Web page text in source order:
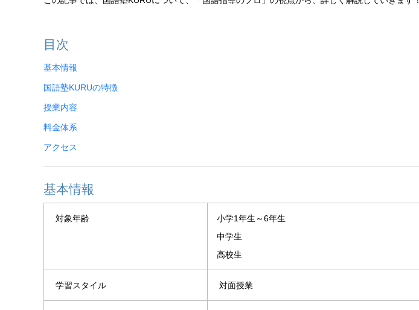
目次
基本情報
国語塾KURUの特徴
授業内容
料金体系
アクセス
基本情報
対象年齢
小学1年生～6年生
中学生
高校生
学習スタイル 対面授業